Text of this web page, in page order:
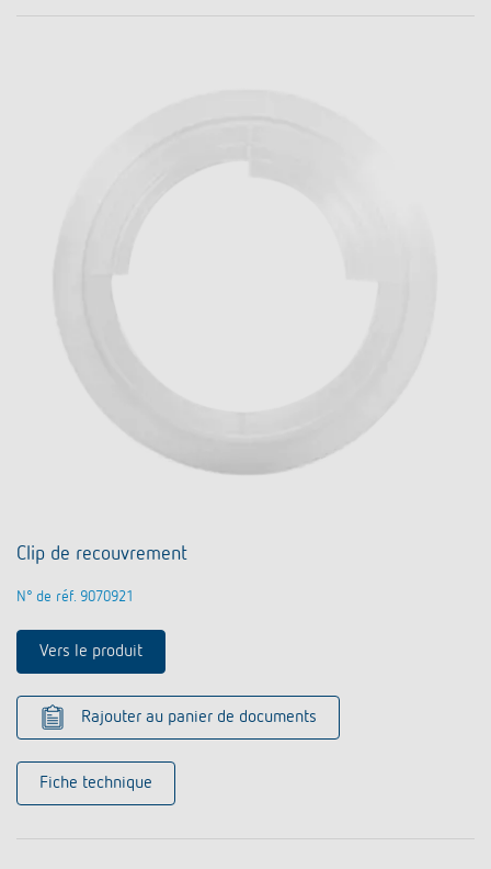
Clip de recouvrement
N° de réf. 9070921
Vers le produit
Rajouter au panier de documents
Fiche technique